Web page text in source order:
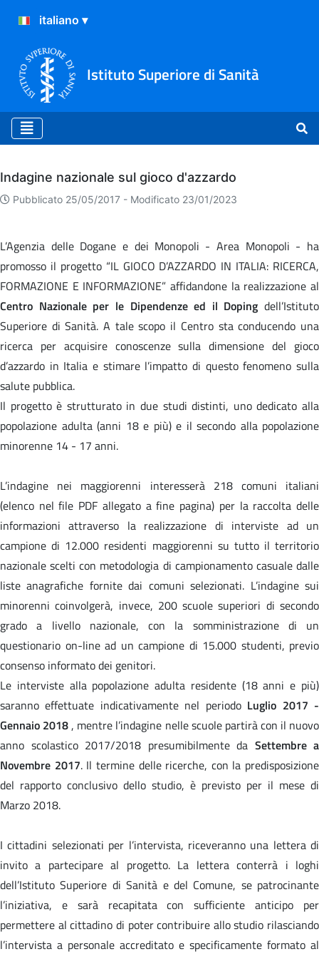
Istituto Superiore di Sanità
Archivio
Indagine nazionale sul gioco d'azzardo
Pubblicato 25/05/2017 - Modificato 23/01/2023
L’Agenzia delle Dogane e dei Monopoli - Area Monopoli - ha
promosso il progetto “IL GIOCO D’AZZARDO IN ITALIA: RICERCA,
FORMAZIONE E INFORMAZIONE” affidandone la realizzazione al
Centro Nazionale per le Dipendenze ed il Doping dell’Istituto
Superiore di Sanità. A tale scopo il Centro sta conducendo una
ricerca per acquisire conoscenze sulla dimensione del gioco
d’azzardo in Italia e stimare l’impatto di questo fenomeno sulla
salute pubblica.
Il progetto è strutturato in due studi distinti, uno dedicato alla
popolazione adulta (anni 18 e più) e il secondo alla popolazione
minorenne 14 - 17 anni.
L’indagine nei maggiorenni interesserà 218 comuni italiani
(elenco nel file PDF allegato a fine pagina) per la raccolta delle
informazioni attraverso la realizzazione di interviste ad un
campione di 12.000 residenti maggiorenni su tutto il territorio
nazionale scelti con metodologia di campionamento casuale dalle
liste anagrafiche fornite dai comuni selezionati. L’indagine sui
minorenni coinvolgerà, invece, 200 scuole superiori di secondo
grado a livello nazionale, con la somministrazione di un
questionario on-line ad un campione di 15.000 studenti, previo
consenso informato dei genitori.
Le interviste alla popolazione adulta residente (18 anni e più)
saranno effettuate indicativamente nel periodo Luglio 2017 -
Gennaio 2018 , mentre l’indagine nelle scuole partirà con il nuovo
anno scolastico 2017/2018 presumibilmente da Settembre a
Novembre 2017. Il termine delle ricerche, con la predisposizione
del rapporto conclusivo dello studio, è previsto per il mese di
Marzo 2018.
I cittadini selezionati per l’intervista, riceveranno una lettera di
invito a partecipare al progetto. La lettera conterrà i loghi
dell’Istituto Superiore di Sanità e del Comune, se patrocinante
l’iniziativa, e sarà recapitata con sufficiente anticipo per
permettere al cittadino di poter contribuire allo studio rilasciando
l’intervista a personale accreditato e specificamente formato al